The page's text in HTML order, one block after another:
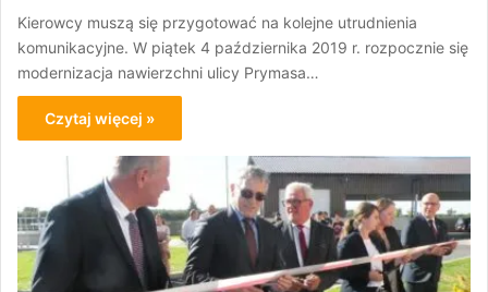
Kierowcy muszą się przygotować na kolejne utrudnienia
komunikacyjne. W piątek 4 października 2019 r. rozpocznie się
modernizacja nawierzchni ulicy Prymasa…
Czytaj więcej »